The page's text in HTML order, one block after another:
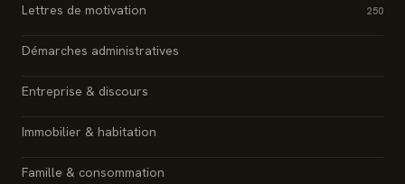
Lettres de motivation 250
Démarches administratives
Entreprise & discours
Immobilier & habitation
Famille & consommation